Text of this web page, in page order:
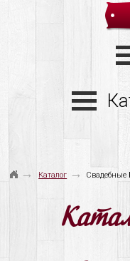
→ Каталог → Свадебные